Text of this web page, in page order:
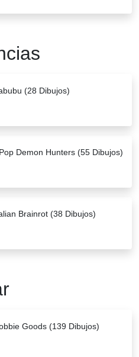
(28 Dibujos)
Demon Hunters (55 Dibujos)
Brainrot (38 Dibujos)
Goods (139 Dibujos)